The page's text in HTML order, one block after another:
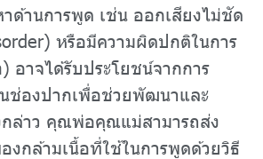
ด้านการพูด เช่น ออกเสียงไม่ชัด
หรือมีความผิดปกติในการ
อาจได้รับประโยชน์จากการ
ช่องปากเพื่อช่วยพัฒนาและ
ล่าว คุณพ่อคุณแม่สามารถส่ง
งกล้ามเนื้อที่ใช้ในการพูดด้วยวิธี